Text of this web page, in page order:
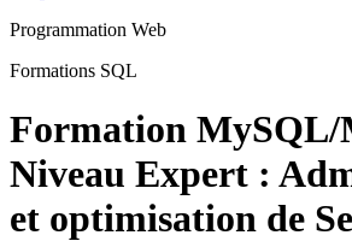
Programmation Web
Formations SQL
Formation MySQL/
Niveau Expert :
et optimisation de